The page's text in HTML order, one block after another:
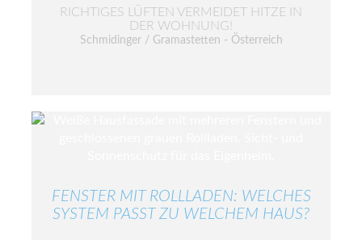
RICHTIGES LÜFTEN VERMEIDET HITZE IN
DER WOHNUNG!
Schmidinger / Gramastetten - Österreich
FENSTER MIT ROLLLADEN: WELCHES
SYSTEM PASST ZU WELCHEM HAUS?